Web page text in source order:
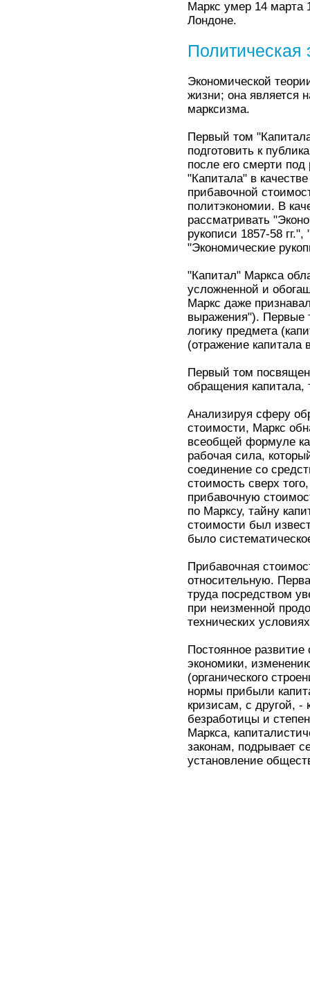
Маркс умер 14 марта
Лондоне.
Политическая
Экономической
жизни; она является
марксизма.
Первый том
подготовить к
после его смерти
"Капитала" в
прибавочной
политэкономии. В
рассматривать
рукописи 1857-58
"Экономические
"Капитал" Маркса
усложненной и
Маркс даже
выражения"). Первые
логику предмета
(отражение
Первый том
обращения
Анализируя сферу
стоимости, Маркс
всеобщей формуле
рабочая сила,
соединение со
стоимость сверх
прибавочную
по Марксу, тайну
стоимости был
было
Прибавочная
относительную.
труда посредством
при неизменной
технических
Постоянное
экономики,
(органического
нормы прибыли
кризисам, с другой, -
безработицы и
Маркса,
законам, подрывает
установление